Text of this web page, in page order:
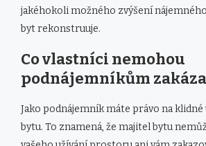
jakéhokoli možného zvýšení
byt rekonstruuje.
Co vlastníci nemohou
podnájemníkům
Jako podnájemník máte právo na
bytu. To znamená, že majitel bytu